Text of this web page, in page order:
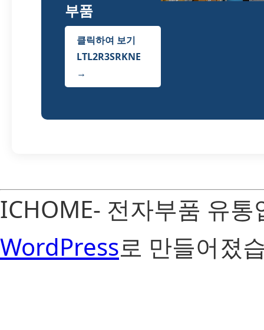
부품
클릭하여 보기
LTL2R3SRKNE
→
ICHOME- 전자부품 유
WordPress로 만들어졌